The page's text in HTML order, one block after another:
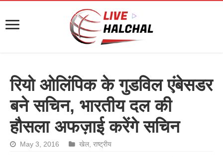
रियो ओलिंपिक के गुडविल एंबेसडर
बने सचिन, भारतीय दल की
हौसला अफज़ाई करेंगे सचिन
May 3, 2016 खेल ,राष्ट्रीय